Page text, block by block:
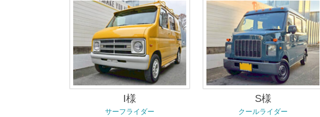
I様
サーフライダー
S様
クールライダー